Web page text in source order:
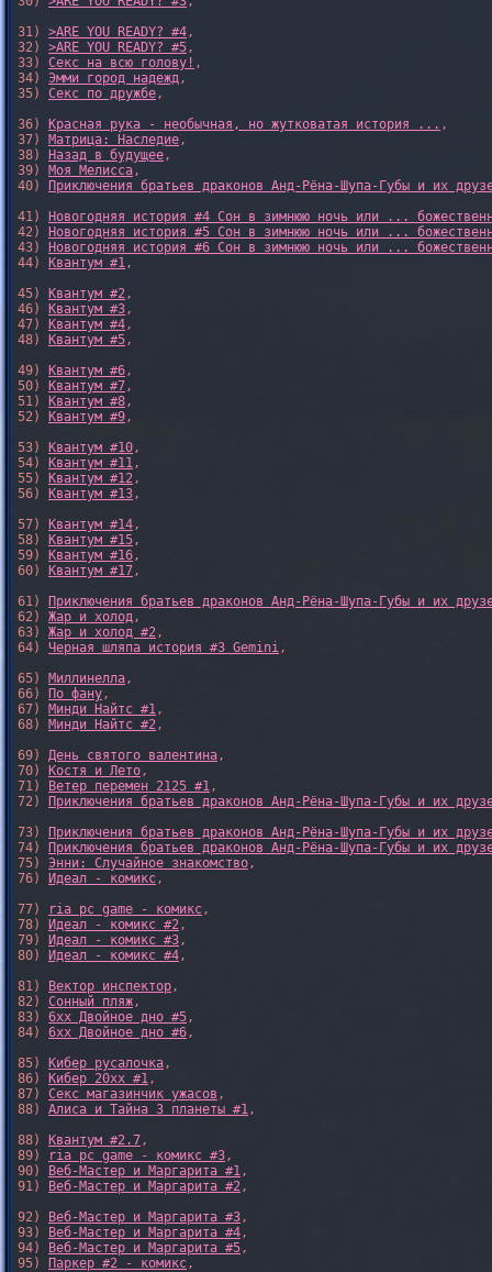
31) >ARE YOU READY? #4,
32) >ARE YOU READY? #5,
33) Секс на всю голову! ,
34) Эмми город надежд,
35) Секс по дружбе,
36)
Красная рука - необычная, но жутковатая история ... ,
37) Матрица: Наследие,
38)
Назад в будущее,
39) Моя Мелисса,
40)
Приключения братьев драконов Анд-Рёна-Шупа-Губы и их
41)
Новогодняя история #4 Сон в зимнюю ночь или ...
42)
Новогодняя история #5 Сон в зимнюю ночь или ...
43)
Новогодняя история #6 Сон в зимнюю ночь или ...
44)
Квантум #1,
45)
Квантум #2,
46)
Квантум #3,
47)
Квантум #4,
48)
Квантум #5,
49)
Квантум #6,
50)
Квантум #7,
51)
Квантум #8,
52)
Квантум #9,
53)
Квантум #10,
54)
Квантум #11,
55)
Квантум #12,
56)
Квантум #13,
57)
Квантум #14,
58)
Квантум #15,
59)
Квантум #16,
60)
Квантум #17,
61)
Приключения братьев драконов Анд-Рёна-Шупа-Губы и их
62) Жар и холод,
63) Жар и холод #2,
64) Черная шляпа история #3 Gemini,
65) Миллинелла,
66)
По фану,
67) Минди Найтс #1,
68) Минди Найтс #2,
69) День святого валентина,
70)
Костя и Лето,
71)
Ветер перемен 2125 #1,
72)
Приключения братьев драконов Анд-Рёна-Шупа-Губы и их
73)
Приключения братьев драконов Анд-Рёна-Шупа-Губы и их
74)
Приключения братьев драконов Анд-Рёна-Шупа-Губы и их
75) Энни: Случайное знакомство,
76)
Идеал - комикс,
77)
ria pc game - комикс,
78)
Идеал - комикс #2,
79)
Идеал - комикс #3,
80)
Идеал - комикс #4,
81)
Вектор инспектор,
82) Сонный пляж,
83) 6xx Двойное дно #5,
84) 6xx Двойное дно #6,
85)
Кибер русалочка,
86)
Кибер 20xx #1,
87) Секс магазинчик ужасов ,
88) Алиса и Тайна 3 планеты #1,
88)
Квантум #2.7,
89)
ria pc game - комикс #3,
90)
Веб-Мастер и Маргарита #1,
91)
Веб-Мастер и Маргарита #2,
92)
Веб-Мастер и Маргарита #3,
93)
Веб-Мастер и Маргарита #4,
94)
Веб-Мастер и Маргарита #5,
95)
Паркер #2 - комикс,